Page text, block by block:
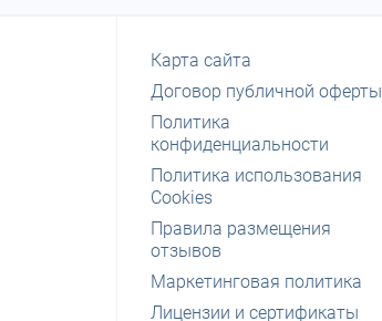
Карта сайта
Договор публичной оферты
Политика
конфиденциальности
Политика использования
Cookies
Правила размещения
отзывов
Маркетинговая политика
Лицензии и сертификаты